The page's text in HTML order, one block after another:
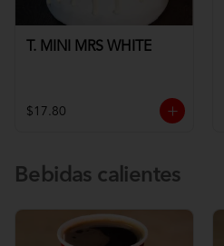
T. MINI MRS WHITE
$17.80
Bebidas calientes